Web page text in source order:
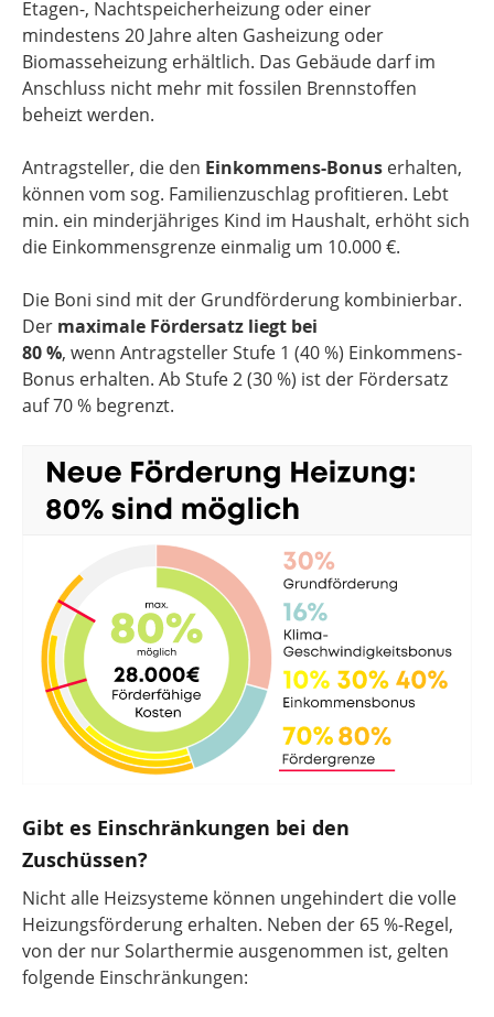
Etagen-, Nachtspeicherheizung oder einer
mindestens 20 Jahre‍ alten Gasheizung oder
Biomasseheizung erhältlich. Das Gebäude darf im
Anschluss nicht mehr mit fossilen Brennstoffen
beheizt werden.
Antragsteller, die den Einkommens-Bonus erhalten,
können vom sog. Familienzuschlag profitieren. Lebt
min. ein minderjähriges Kind im Haushalt, erhöht sich
die Einkommensgrenze einmalig um 10.000 €.
Die Boni sind mit der Grundförderung kombinierbar.
Der maximale Fördersatz liegt bei
80 %, wenn Antragsteller Stufe 1 (40 %) Einkommens-
Bonus erhalten. Ab Stufe 2 (30 %) ist der Fördersatz
auf 70 % begrenzt.
Gibt es Einschränkungen bei den
Zuschüssen?
Nicht alle Heizsysteme können ungehindert die volle
Heizungsförderung erhalten. Neben der 65 %-Regel,
von der nur Solarthermie ausgenommen ist, gelten
folgende Einschränkungen: